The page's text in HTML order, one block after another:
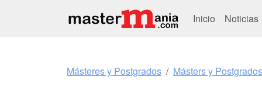
Inicio Noticias
Másteres y Postgrados Másters y